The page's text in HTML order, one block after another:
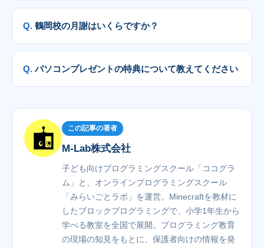
鶴岡校の月謝はいくらですか？
パソコンプレゼントの特典について教えてください
この記事の著者
M-Lab株式会社
子ども向けプログラミングスクール「ココグラ
ム」と、オンラインプログラミングスクール
「みらいごとラボ」を運営。Minecraftを教材に
したブロックプログラミングで、小学1年生から
学べる教室を全国で展開。プログラミング教育
の現場の知見をもとに、保護者向けの情報を発